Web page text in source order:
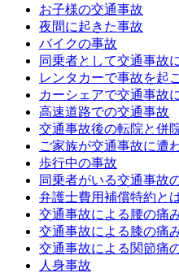
お子様の交通事故
夜間に起きた事故
バイクの事故
同乗者として交通事故
レンタカーで事故を起
カーシェアで交通事故
高速道路での交通事故
交通事故後の転院と併
ご家族が交通事故に遭
歩行中の事故
同乗者がいる交通事故
弁護士費用補償特約と
交通事故による腰の痛
交通事故による膝の痛
交通事故による関節痛
人身事故